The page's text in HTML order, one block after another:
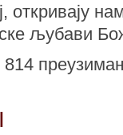
откривају
љубави
814